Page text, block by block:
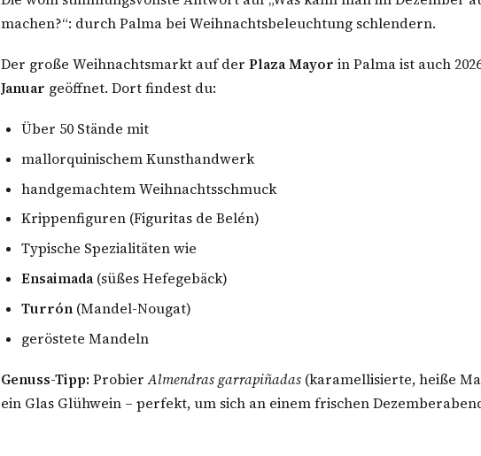
machen?“: durch Palma bei Weihnachtsbeleuchtung schlendern.
Der große Weihnachtsmarkt auf der Plaza Mayor in Palma ist auch
Januar geöffnet. Dort findest du:
Über 50 Stände mit
mallorquinischem Kunsthandwerk
handgemachtem Weihnachtsschmuck
Krippenfiguren (Figuritas de Belén)
Typische Spezialitäten wie
Ensaimada(süßes Hefegebäck)
Turrón (Mandel-Nougat)
geröstete Mandeln
Genuss-Tipp: ProbierAlmendras garrapiñadas (karamellisierte, heiße
ein Glas Glühwein – perfekt, um sich an einem frischen